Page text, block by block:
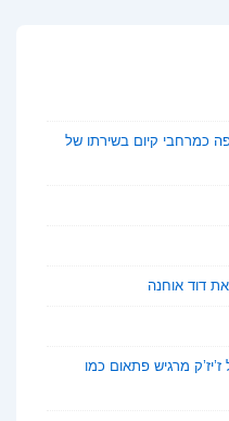
כמרחבי קיום בשירתו של
דוד אוחנה
מרגיש פתאום כמו